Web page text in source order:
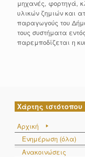
μηχανές, φορτηγά,
υλικών ζημιών και
παραγωγούς του
τους συστήματα
παρεμποδίζεται η
Χάρτης ιστότοπου
Αρχική
Ενημέρωση (όλα)
Ανακοινώσεις